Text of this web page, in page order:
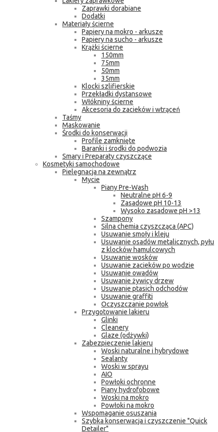
Zaprawki dorabiane
Dodatki
Materiały ścierne
Papiery na mokro - arkusze
Papiery na sucho - arkusze
Krążki ścierne
150mm
75mm
50mm
35mm
Klocki szlifierskie
Przekładki dystansowe
Włókniny ścierne
Akcesoria do zacieków i wtrąceń
Taśmy
Maskowanie
Środki do konserwacji
Profile zamknięte
Baranki i środki do podwozia
Smary i Preparaty czyszczące
Kosmetyki samochodowe
Pielęgnacja na zewnątrz
Mycie
Piany Pre-Wash
Neutralne pH 6-9
Zasadowe pH 10-13
Wysoko zasadowe pH >13
Szampony
Silna chemia czyszcząca (APC)
Usuwanie smoły i kleju
Usuwanie osadów metalicznych, pyłu
z klocków hamulcowych
Usuwanie wosków
Usuwanie zacieków po wodzie
Usuwanie owadów
Usuwanie żywicy drzew
Usuwanie ptasich odchodów
Usuwanie graffiti
Oczyszczanie powłok
Przygotowanie lakieru
Glinki
Cleanery
Glaze (odżywki)
Zabezpieczenie lakieru
Woski naturalne i hybrydowe
Sealanty
Woski w sprayu
AIO
Powłoki ochronne
Piany hydrofobowe
Woski na mokro
Powłoki na mokro
Wspomaganie osuszania
Szybka konserwacja i czyszczenie "Quick
Detailer"